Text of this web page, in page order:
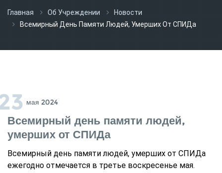
Главная Об Учреждении
Новости
Всемирный День Памяти Людей, Умерших От СПИДа
Мая 2024
Всемирный день памяти людей,
умерших от СПИДа
Всемирный день памяти людей, умерших от СПИДа
ежегодно отмечается в третье воскресенье мая.